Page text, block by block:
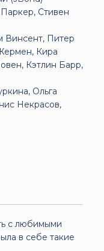
Стивен
Винсент, Питер
Кира
Кэтлин Барр,
Ольга
Некрасов,
с любимыми
в себе такие